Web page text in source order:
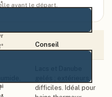
°
°
avant le départ.
Conseil
difficiles. Idéal pour